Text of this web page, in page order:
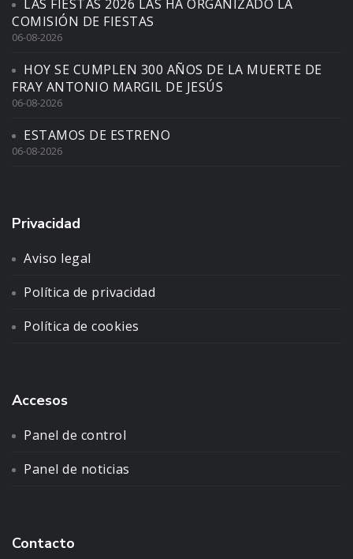
LAS FIESTAS 2026 LAS HA ORGANIZADO LA
COMISIÓN DE FIESTAS
06-08-2026
HOY SE CUMPLEN 300 AÑOS DE LA MUERTE DE
FRAY ANTONIO MARGIL DE JESÚS
06-08-2026
ESTAMOS DE ESTRENO
06-08-2026
Privacidad
Aviso legal
Política de privacidad
Política de cookies
Accesos
Panel de control
Panel de noticias
Contacto